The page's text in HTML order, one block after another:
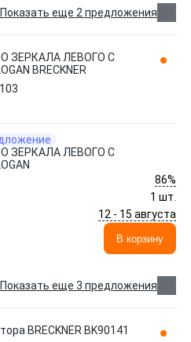
Показать еще 2 предложения
ЗЕРКАЛА ЛЕВОГО С
BRECKNER
ЗЕРКАЛА ЛЕВОГО С
86%
1 шт.
12 - 15 августа
В корзину
Показать еще 3 предложения
BRECKNER BK90141